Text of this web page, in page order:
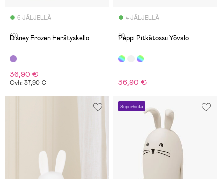
6 JÄLJELLÄ
(0)
Disney Frozen Herätyskello
36,90 €
Ovh: 37,90 €
4 JÄLJELLÄ
(1)
Peppi Pitkätossu Yövalo
36,90 €
Superhinta